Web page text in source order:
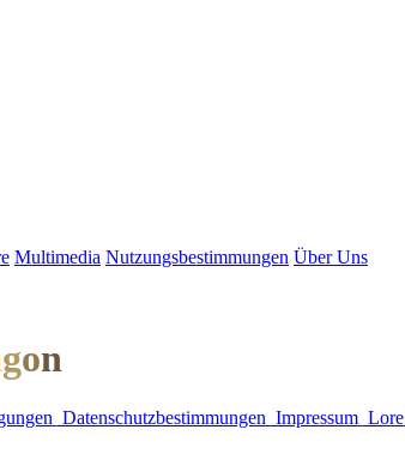
Multimedia Nutzungsbestimmungen Über Uns
gon
Datenschutzbestimmungen Impressum Lore